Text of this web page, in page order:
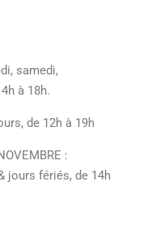
samedi,
à 18h.
de 12h à 19h
:
jours fériés, de 14h